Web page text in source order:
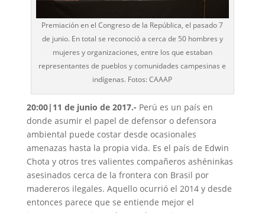
Premiación en el Congreso de la República, el pasado 7
de junio. En total se reconoció a cerca de 50 hombres y
mujeres y organizaciones, entre los que estaban
representantes de pueblos y comunidades campesinas e
indígenas. Fotos: CAAAP
20:00|11 de junio de 2017.- Perú es un país en
donde asumir el papel de defensor o defensora
ambiental puede costar desde ocasionales
amenazas hasta la propia vida. Es el país de Edwin
Chota y otros tres valientes compañeros ashéninkas
asesinados cerca de la frontera con Brasil por
madereros ilegales. Aquello ocurrió el 2014 y desde
entonces parece que se entiende mejor el